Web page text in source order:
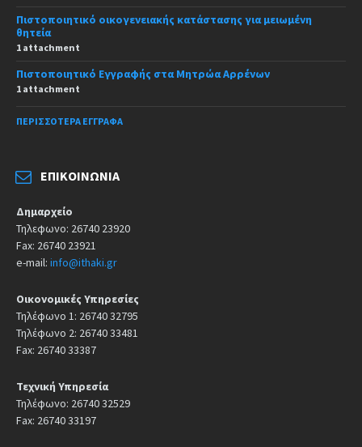
Πιστοποιητικό οικογενειακής κατάστασης για μειωμένη
θητεία
1 attachment
Πιστοποιητικό Εγγραφής στα Μητρώα Αρρένων
1 attachment
ΠΕΡΙΣΣΌΤΕΡΑ ΈΓΓΡΑΦΑ
ΕΠΙΚΟΙΝΩΝΊΑ
Δημαρχείο
Τηλεφωνο: 26740 23920
Fax: 26740 23921
e-mail: info@ithaki.gr
Οικονομικές Υπηρεσίες
Τηλέφωνο 1: 26740 32795
Τηλέφωνο 2: 26740 33481
Fax: 26740 33387
Τεχνική Υπηρεσία
Τηλέφωνο: 26740 32529
Fax: 26740 33197